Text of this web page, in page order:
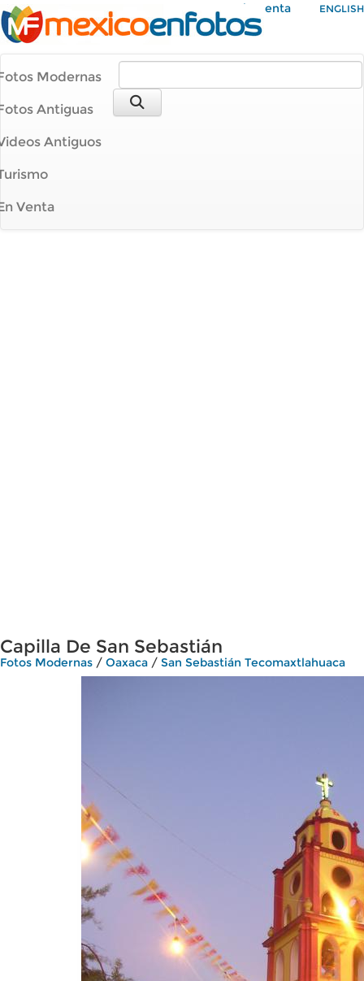
Mi Cuenta ENGLISH
Modernas
Antiguas
Antiguos
Venta
Capilla De San Sebastián
Fotos Modernas / Oaxaca / San Sebastián Tecomaxtlahuaca